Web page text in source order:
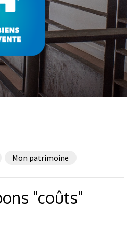
Mon patrimoine
"coûts"